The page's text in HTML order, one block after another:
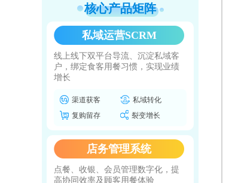
核心产品矩阵
私域运营SCRM
线上线下双平台导流、沉淀私域客
户，绑定食客用餐习惯，实现业绩
增长
渠道获客
私域转化
复购留存
裂变增长
店务管理系统
点餐、收银、会员管理数字化，提
高协同效率及顾客用餐体验